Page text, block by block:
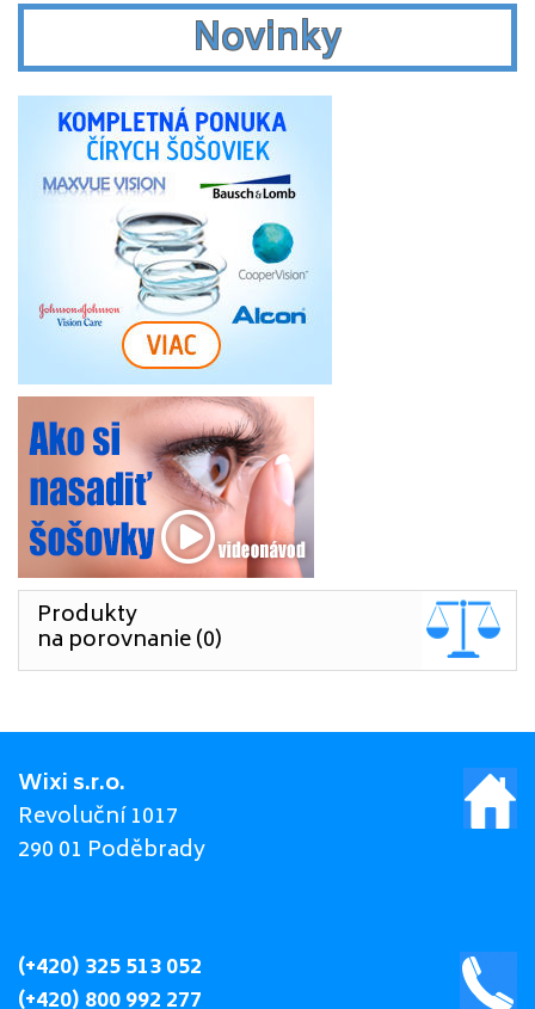
Novinky
Produkty
na porovnanie (0)
Wixi s.r.o.
Revoluční 1017
290 01 Poděbrady
(+420) 325 513 052